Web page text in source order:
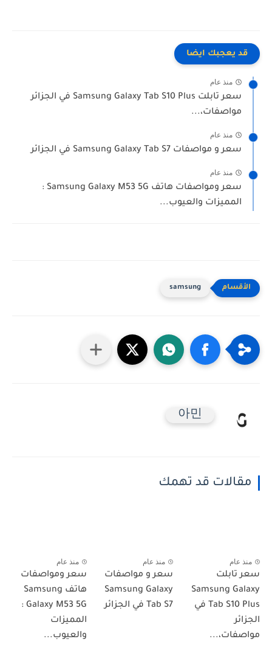
قد يعجبك ايضا
منذ عام
سعر تابلت Samsung Galaxy Tab S10 Plus في الجزائر
مواصفات،...
منذ عام
سعر و مواصفات Samsung Galaxy Tab S7 في الجزائر
منذ عام
سعر ومواصفات هاتف Samsung Galaxy M53 5G :
المميزات والعيوب...
samsung
아민
مقالات قد تهمك
منذ عام
سعر تابلت
Samsung Galaxy
Tab S10 Plus في
الجزائر
مواصفات،...
منذ عام
سعر و مواصفات
Samsung Galaxy
Tab S7 في الجزائر
منذ عام
سعر ومواصفات
هاتف Samsung
Galaxy M53 5G :
المميزات
والعيوب...